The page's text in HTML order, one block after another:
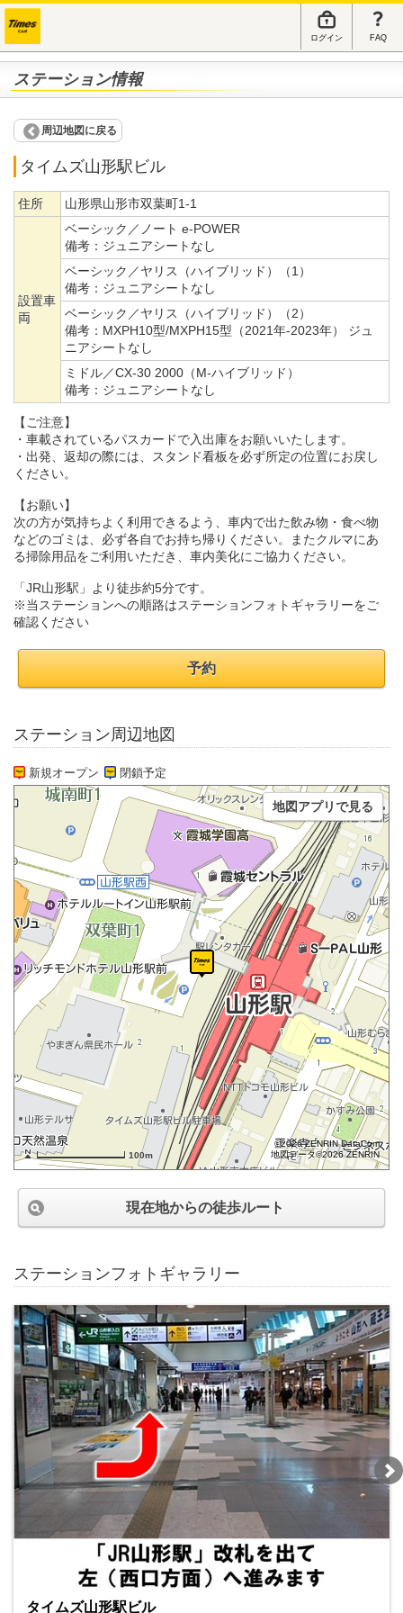
ログイン FAQ
ステーション情報
周辺地図に戻る
タイムズ山形駅ビル
住所 山形県山形市双葉町1-1
設置車
両
ベーシック／ノート e-POWER
備考： ジュニアシートなし
ベーシック／ヤリス（ハイブリッド）（1）
備考： ジュニアシートなし
ベーシック／ヤリス（ハイブリッド）（2）
備考： MXPH10型/MXPH15型（2021年-2023年） ジュ
ニアシートなし
ミドル／CX-30 2000（M-ハイブリッド）
備考： ジュニアシートなし
【ご注意】
・車載されているパスカードで入出庫をお願いいたします。
・出発、返却の際には、スタンド看板を必ず所定の位置にお戻し
ください。
【お願い】
次の方が気持ちよく利用できるよう、車内で出た飲み物・食べ物
などのゴミは、必ず各自でお持ち帰りください。またクルマにあ
る掃除用品をご利用いただき、車内美化にご協力ください。
「JR山形駅」より徒歩約5分です。
※当ステーションへの順路はステーションフォトギャラリーをご
確認ください
予約
ステーション周辺地図
新規オープン 閉鎖予定
100m
©2026 ZENRIN DataCom
地図データ©2026 ZENRIN
地図アプリで見る
現在地からの徒歩ルート
ステーションフォトギャラリー
タイムズ山形駅ビル